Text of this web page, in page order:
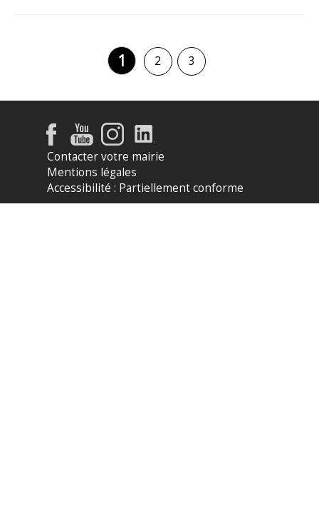
1 2 3
Contacter votre mairie
Mentions légales
Accessibilité : Partiellement conforme